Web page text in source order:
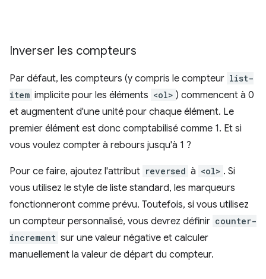
Inverser les compteurs
Par défaut, les compteurs (y compris le compteur list-
item implicite pour les éléments <ol> ) commencent à 0
et augmentent d'une unité pour chaque élément. Le
premier élément est donc comptabilisé comme 1. Et si
vous voulez compter à rebours jusqu'à 1 ?
Pour ce faire, ajoutez l'attribut reversed à <ol> . Si
vous utilisez le style de liste standard, les marqueurs
fonctionneront comme prévu. Toutefois, si vous utilisez
un compteur personnalisé, vous devrez définir counter-
increment sur une valeur négative et calculer
manuellement la valeur de départ du compteur.